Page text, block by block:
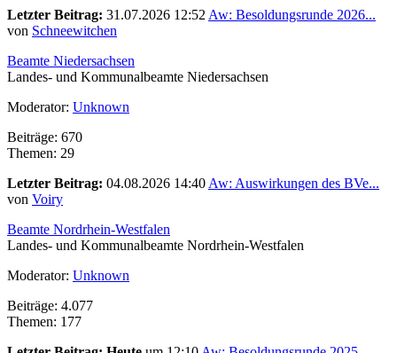
Letzter Beitrag: 31.07.2026 12:52 Aw: Besoldungsrunde 2026...
von Schneewitchen
Beamte Niedersachsen
Landes- und Kommunalbeamte Niedersachsen
Moderator: Unknown
Beiträge: 670
Themen: 29
Letzter Beitrag: 04.08.2026 14:40 Aw: Auswirkungen des BVe...
von Voiry
Beamte Nordrhein-Westfalen
Landes- und Kommunalbeamte Nordrhein-Westfalen
Moderator: Unknown
Beiträge: 4.077
Themen: 177